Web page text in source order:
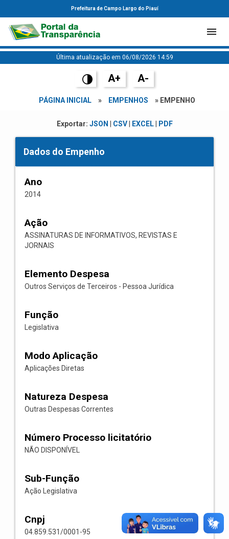
Prefeitura de Campo Largo do Piauí
Última atualização em 06/08/2026 14:59
A+ A-
PÁGINA INICIAL » EMPENHOS » EMPENHO
Exportar: JSON CSV| EXCEL| PDF
Dados do Empenho
Ano
2014
Ação
ASSINATURAS DE INFORMATIVOS, REVISTAS E
JORNAIS
Elemento Despesa
Outros Serviços de Terceiros - Pessoa Jurídica
Função
Legislativa
Modo Aplicação
Aplicações Diretas
Natureza Despesa
Outras Despesas Correntes
Número Processo licitatório
NÃO DISPONÍVEL
Sub-Função
Ação Legislativa
Cnpj
04.859.531/0001-95